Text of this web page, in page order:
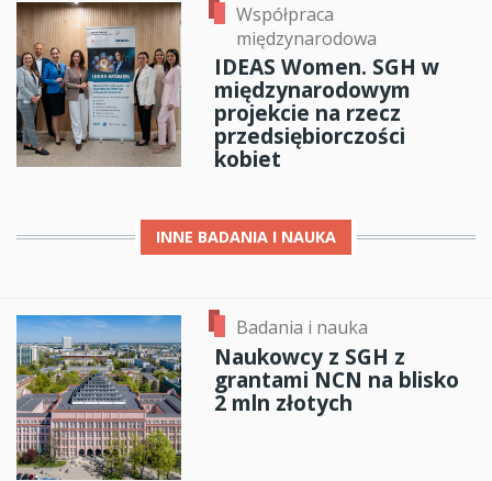
Współpraca
międzynarodowa
IDEAS Women. SGH w
międzynarodowym
projekcie na rzecz
przedsiębiorczości
kobiet
INNE BADANIA I NAUKA
Badania i nauka
Naukowcy z SGH z
grantami NCN na blisko
2 mln złotych